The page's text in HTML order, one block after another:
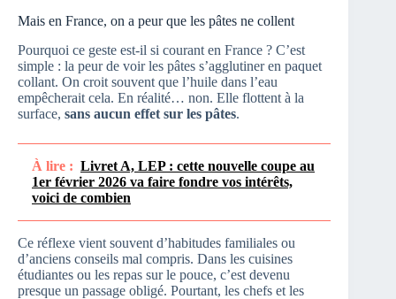
Mais en France, on a peur que les pâtes ne collent
Pourquoi ce geste est-il si courant en France ? C’est
simple : la peur de voir les pâtes s’agglutiner en paquet
collant. On croit souvent que l’huile dans l’eau
empêcherait cela. En réalité… non. Elle flottent à la
surface, sans aucun effet sur les pâtes.
À lire : Livret A, LEP : cette nouvelle coupe au
1er février 2026 va faire fondre vos intérêts,
voici de combien
Ce réflexe vient souvent d’habitudes familiales ou
d’anciens conseils mal compris. Dans les cuisines
étudiantes ou les repas sur le pouce, c’est devenu
presque un passage obligé. Pourtant, les chefs et les